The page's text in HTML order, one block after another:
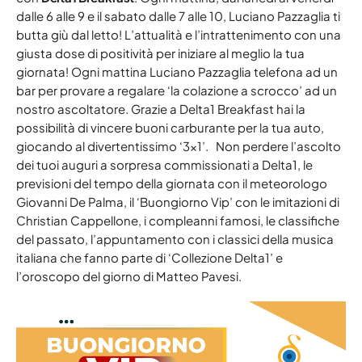
DELTA 1 BREAKFAST
SPECIALE SANREMO 2026
BUONGIORNO VIP
RADIOGIORNALE
ON AIR
JAZID ON AIR
DELTA1 CINEMA
BLOG keyboard_arrow_down
ABRUZZO
PRIMO PIANO
DELTA1
EVENTI
ATTUALITÀ
CINEMA
MUSICA
FUMETTI
RADIO DELTA 1 LIVE
CLASSIFICHE
TOP 10
TOP 10 2025
YOUR SONG
CONTATTACI
COOKIE POLICY
PRIVACY POLICY
GDPR DIRITTO ALL’OBLIO
ARCHIVI
dalle 6 alle 9 e il sabato dalle 7 alle 10, Luciano Pazzaglia ti
butta giù dal letto! L’attualità e l’intrattenimento con una
giusta dose di positività per iniziare al meglio la tua
giornata! Ogni mattina Luciano Pazzaglia telefona ad un
bar per provare a regalare ‘la colazione a scrocco’ ad un
nostro ascoltatore. Grazie a Delta1 Breakfast hai la
possibilità di vincere buoni carburante per la tua auto,
giocando al divertentissimo ‘3×1’. Non perdere l’ascolto
dei tuoi auguri a sorpresa commissionati a Delta1, le
previsioni del tempo della giornata con il meteorologo
Giovanni De Palma, il ‘Buongiorno Vip’ con le imitazioni di
Christian Cappellone, i compleanni famosi, le classifiche
del passato, l’appuntamento con i classici della musica
italiana che fanno parte di ‘Collezione Delta1’ e
l’oroscopo del giorno di Matteo Pavesi.